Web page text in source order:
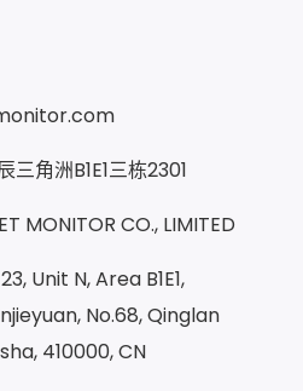
角洲B1E1三栋2301
MONITOR CO., LIMITED
Unit N, Area B1E1,
No.68, Qinglan
410000, CN